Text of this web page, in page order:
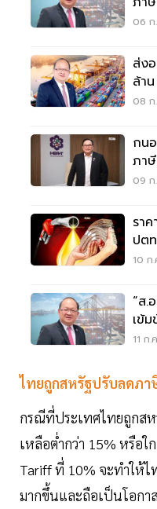
โมเ
06 ก
ส่ง
ล้า
08 ก
กน
ภา
09 ก
รา
ปต
10 ก
“ส.
เข้
11 ก
ไทยถูกสหรัฐปรับลดภา
กรณีที่ประเทศไทยถูกส
เหลือต่ำกว่า 15% หรือใ
Tariff ที่ 10% จะทำให้ไ
มากขึ้นและถือเป็นโอกา